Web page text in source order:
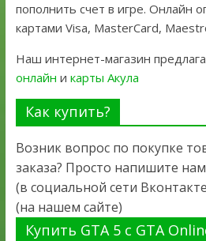
пополнить счет в игре. Онлайн
картами Visa, MasterCard,
Наш интернет-магазин
онлайн и карты Акула
Как купить?
Возник вопрос по покупке
заказа? Просто напишите
(в социальной сети
(на нашем сайте)
Купить GTA 5 с GTA